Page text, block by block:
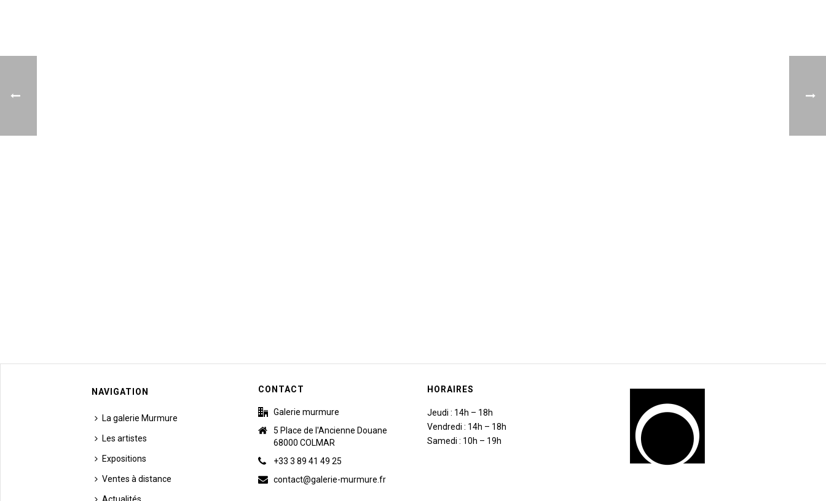
NAVIGATION
La galerie Murmure
Les artistes
Expositions
Ventes à distance
CONTACT
Galerie murmure
5 Place de l'Ancienne Douane
68000 COLMAR
+33 3 89 41 49 25
contact@galerie-murmure.fr
HORAIRES
Jeudi : 14h – 18h
Vendredi : 14h – 18h
Samedi : 10h – 19h